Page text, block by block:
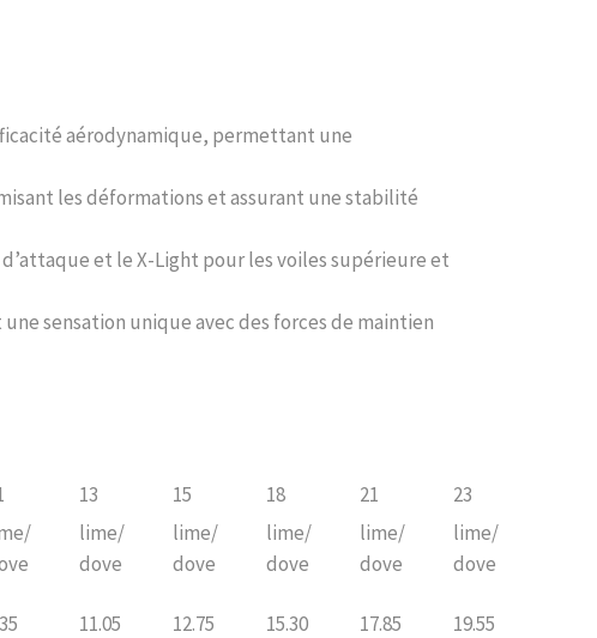
aérodynamique, permettant une
les déformations et assurant une stabilité
et le X-Light pour les voiles supérieure et
sensation unique avec des forces de maintien
13 15 18 21 23
lime/
dove
lime/
dove
lime/
dove
lime/
dove
lime/
dove
11.05 12.75 15.30 17.85 19.55